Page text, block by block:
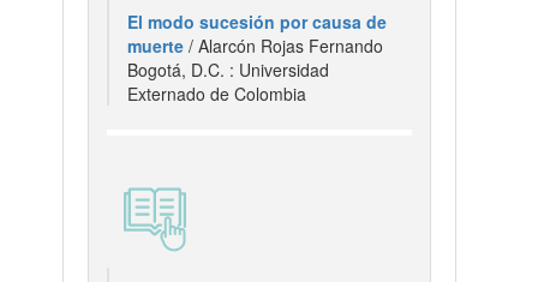
El modo sucesión por causa de
muerte / Alarcón Rojas Fernando
Bogotá, D.C. : Universidad
Externado de Colombia